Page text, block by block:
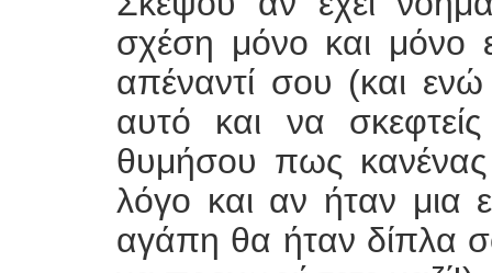
σχέση μόνο και μόνο
απέναντί σου (και
αυτό και να
θυμήσου πως κανένας
λόγο και αν ήταν μια
αγάπη θα ήταν δίπλα